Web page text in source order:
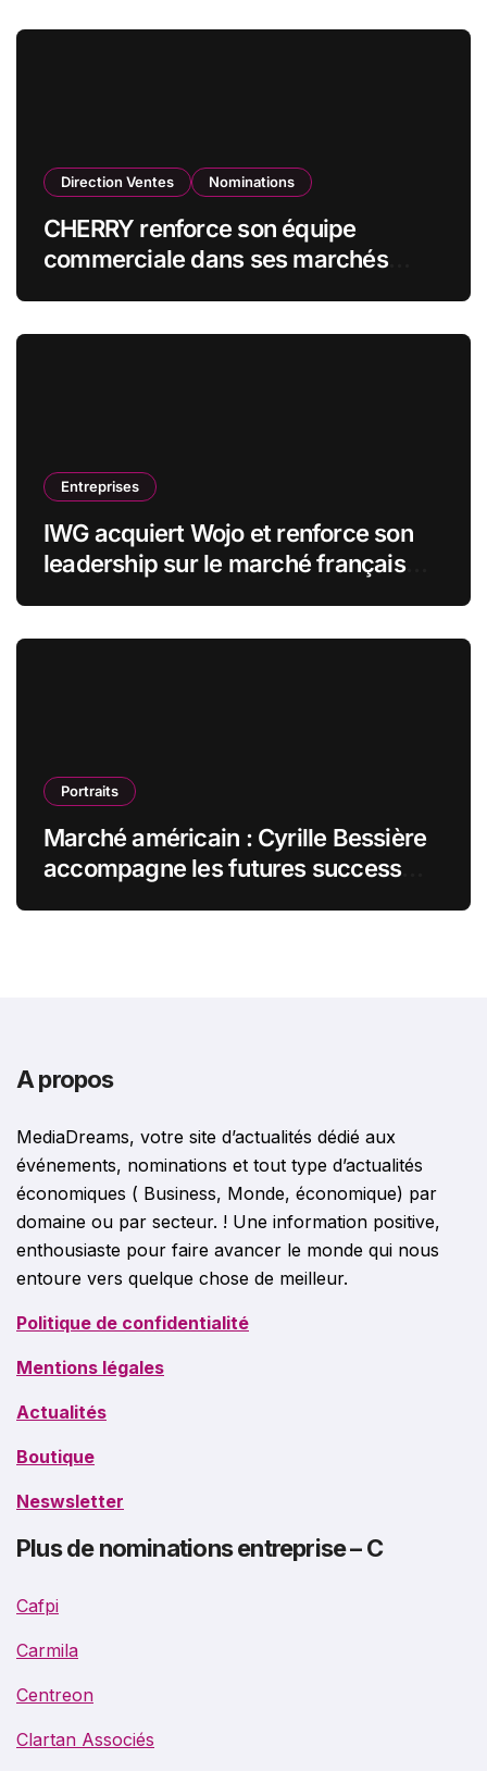
Direction Ventes Nominations
CHERRY renforce son équipe
commerciale dans ses marchés
Entreprises
IWG acquiert Wojo et renforce son
leadership sur le marché français
Portraits
Marché américain : Cyrille Bessière
accompagne les futures success
A propos
MediaDreams, votre site d’actualités dédié aux
événements, nominations et tout type d’actualités
économiques ( Business, Monde, économique) par
domaine ou par secteur. ! Une information positive,
enthousiaste pour faire avancer le monde qui nous
entoure vers quelque chose de meilleur.
Politique de confidentialité
Mentions légales
Actualités
Boutique
Neswsletter
Plus de nominations entreprise – C
Cafpi
Carmila
Centreon
Clartan Associés